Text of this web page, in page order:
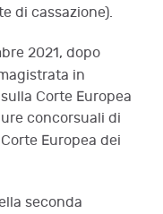
di cassazione).
2021, dopo
in
Corte Europea
concorsuali di
Europea dei
seconda